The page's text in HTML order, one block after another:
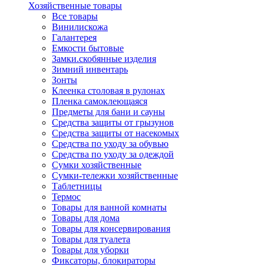
Хозяйственные товары
Все товары
Винилискожа
Галантерея
Емкости бытовые
Замки.скобянные изделия
Зимний инвентарь
Зонты
Клеенка столовая в рулонах
Пленка самоклеющаяся
Предметы для бани и сауны
Средства защиты от грызунов
Средства защиты от насекомых
Средства по уходу за обувью
Средства по уходу за одеждой
Сумки хозяйственные
Сумки-тележки хозяйственные
Таблетницы
Термос
Товары для ванной комнаты
Товары для дома
Товары для консервирования
Товары для туалета
Товары для уборки
Фиксаторы, блокираторы